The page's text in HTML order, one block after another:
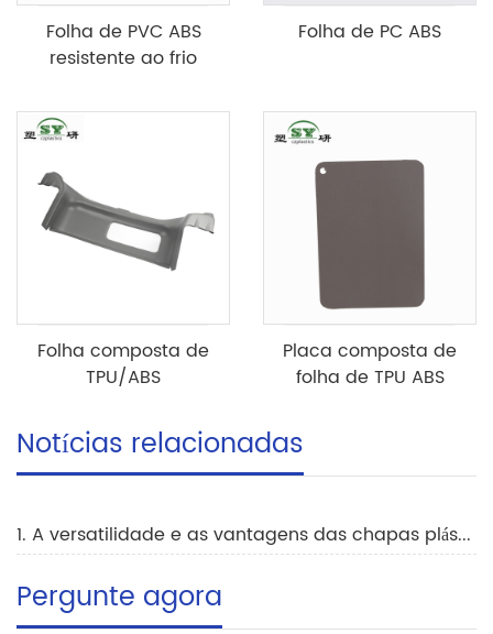
Folha de PVC ABS
resistente ao frio
Folha de PC ABS
Folha composta de
TPU/ABS
Placa composta de
folha de TPU ABS
Notícias relacionadas
1. A versatilidade e as vantagens das chapas plásticas compostas na construção
Pergunte agora